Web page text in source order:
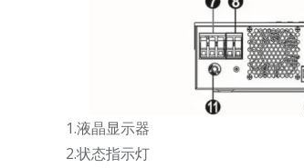
1.液晶显示器
2.状态指示灯